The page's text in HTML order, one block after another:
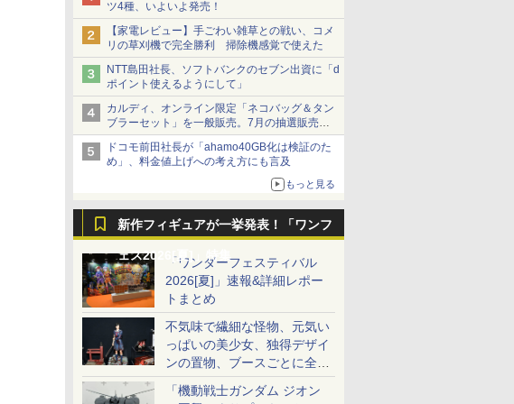
ツ4種、いよいよ発売！
【家電レビュー】手ごわい雑草との戦い、コメ
リの草刈機で完全勝利 掃除機感覚で使えた
NTT島田社長、ソフトバンクのセブン出資に「d
ポイント使えるようにして」
カルディ、オンライン限定「ネコバッグ＆タン
ブラーセット」を一般販売。7月の抽選販売の
当選無効分
ドコモ前田社長が「ahamo40GB化は検証のた
め」、料金値上げへの考え方にも言及
もっと見る
新作フィギュアが一挙発表！「ワンフ
ェス2026[夏]」特集「ワンダーフェスティバル
2026[夏]」速報&詳細レポー
トまとめ
不気味で繊細な怪物、元気い
っぱいの美少女、独得デザイ
ンの置物、ブースごとに全く
異なる世界が広がる一般ディ
ーラーフォトレポート
「機動戦士ガンダム ジオン